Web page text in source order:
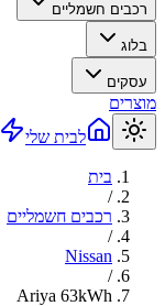
רכבים חשמליים
בלוג
עסקים
מוצרים
לבית שלי
בית
/
רכבים חשמליים
/
Nissan
/
Ariya 63kWh